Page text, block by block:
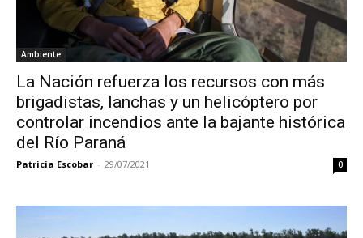
Ambiente
La Nación refuerza los recursos con más
brigadistas, lanchas y un helicóptero por
controlar incendios ante la bajante histórica
del Río Paraná
Patricia Escobar - 29/07/2021 0